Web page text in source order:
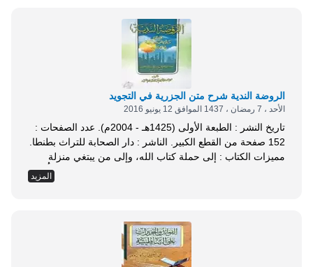
الروضة الندية شرح متن الجزرية في التجويد
الأحد ، 7 رمضان ، 1437 الموافق 12 يونيو 2016
تاريخ النشر : الطبعة الأولى (1425هـ - 2004م). عدد الصفحات :
152 صفحة من القطع الكبير. الناشر : دار الصحابة للتراث بطنطا.
مميزات الكتاب : إلى حملة كتاب الله، وإلى من يبتغي منزلة
السفرة الكرام البررة، وإلى من يريد أن يقرأ كتاب الله كما أُنزل
على محمد، صلى الله عليه وسلم، إلى كل هؤلاء وكل مسلم
المزيد